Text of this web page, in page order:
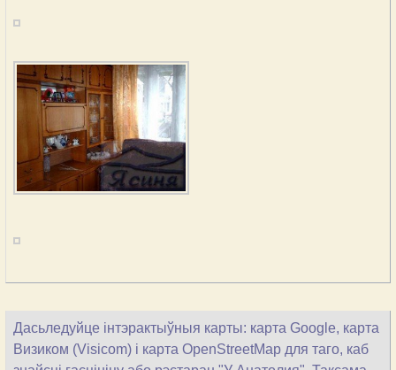
Дасьледуйце інтэрактыўныя карты: карта Google, карта
Визиком (Visicom) і карта OpenStreetMap для таго, каб